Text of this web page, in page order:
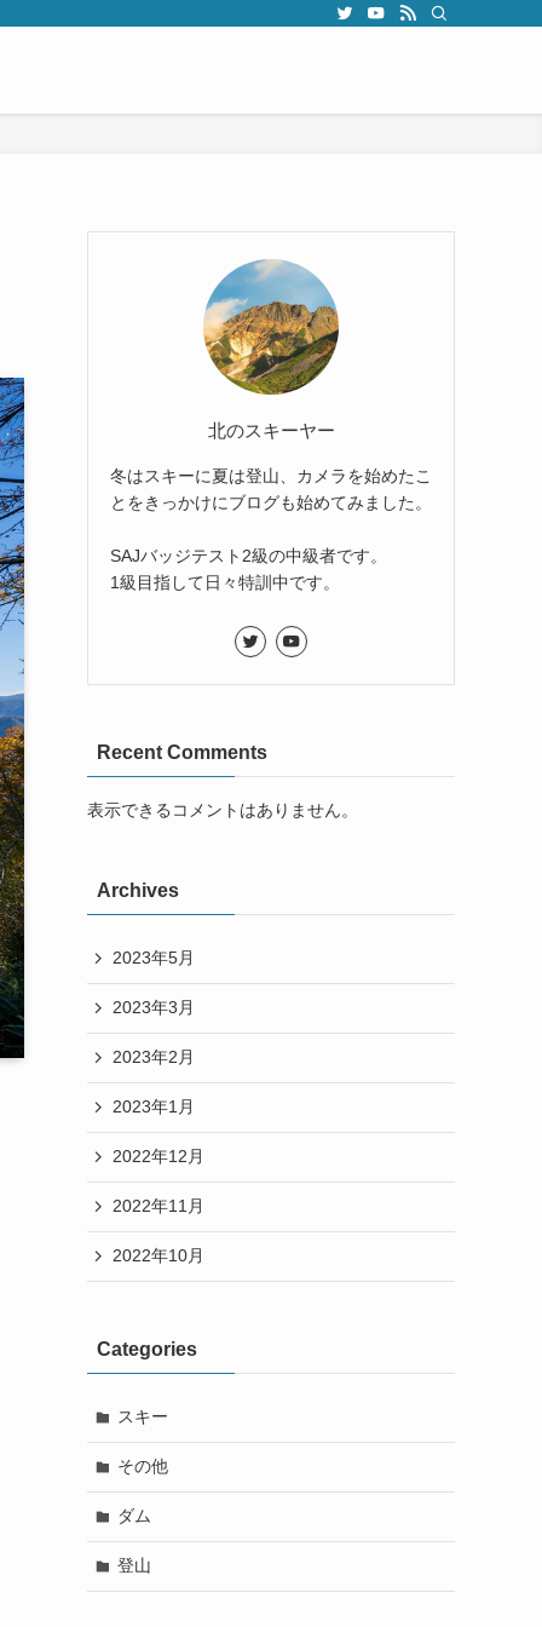
北のスキーヤー
冬はスキーに夏は登山、カメラを始めたこ
とをきっかけにブログも始めてみました。
SAJバッジテスト2級の中級者です。
1級目指して日々特訓中です。
Recent Comments
表示できるコメントはありません。
Archives
2023年5月
2023年3月
2023年2月
2023年1月
2022年12月
2022年11月
2022年10月
Categories
スキー
その他
ダム
登山